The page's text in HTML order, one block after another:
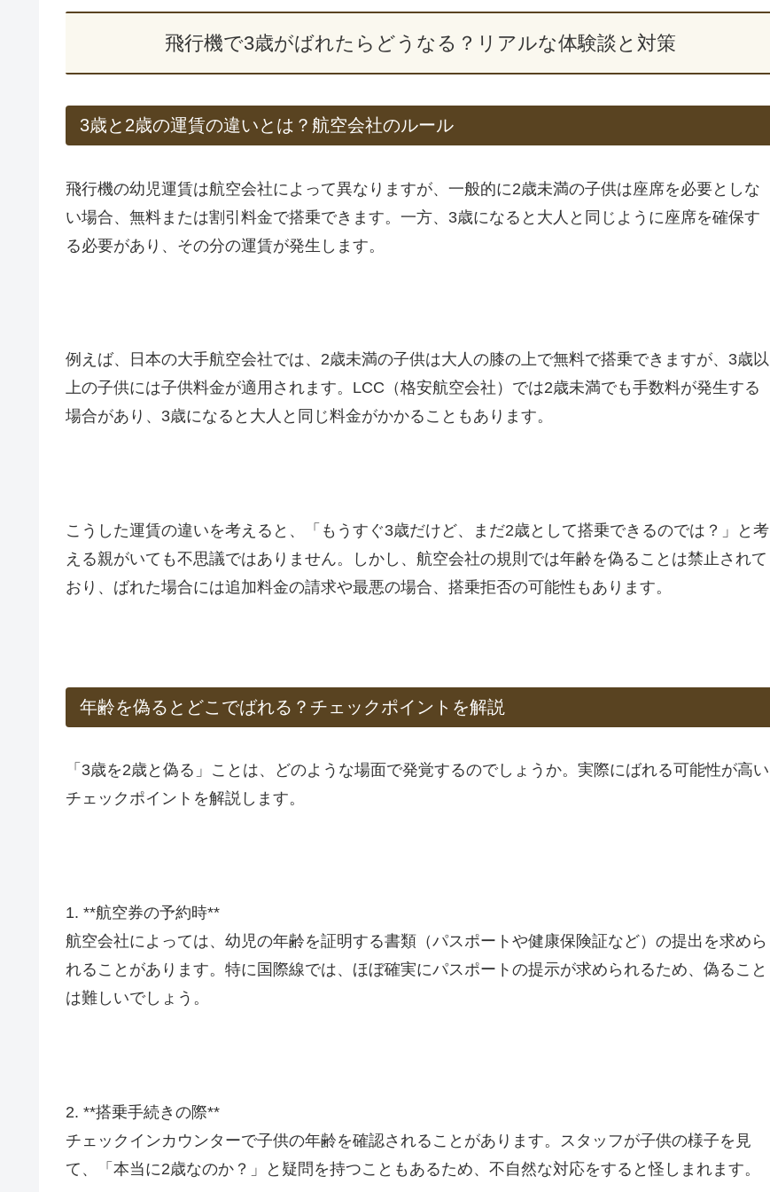
飛行機で3歳がばれたらどうなる？リアルな体験談と対策
3歳と2歳の運賃の違いとは？航空会社のルール
飛行機の幼児運賃は航空会社によって異なりますが、一般的に2歳未満の子供は座席を必要としな
い場合、無料または割引料金で搭乗できます。一方、3歳になると大人と同じように座席を確保す
る必要があり、その分の運賃が発生します。
例えば、日本の大手航空会社では、2歳未満の子供は大人の膝の上で無料で搭乗できますが、3歳以
上の子供には子供料金が適用されます。LCC（格安航空会社）では2歳未満でも手数料が発生する
場合があり、3歳になると大人と同じ料金がかかることもあります。
こうした運賃の違いを考えると、「もうすぐ3歳だけど、まだ2歳として搭乗できるのでは？」と考
える親がいても不思議ではありません。しかし、航空会社の規則では年齢を偽ることは禁止されて
おり、ばれた場合には追加料金の請求や最悪の場合、搭乗拒否の可能性もあります。
年齢を偽るとどこでばれる？チェックポイントを解説
「3歳を2歳と偽る」ことは、どのような場面で発覚するのでしょうか。実際にばれる可能性が高い
チェックポイントを解説します。
1. **航空券の予約時**
航空会社によっては、幼児の年齢を証明する書類（パスポートや健康保険証など）の提出を求めら
れることがあります。特に国際線では、ほぼ確実にパスポートの提示が求められるため、偽ること
は難しいでしょう。
2. **搭乗手続きの際**
チェックインカウンターで子供の年齢を確認されることがあります。スタッフが子供の様子を見
て、「本当に2歳なのか？」と疑問を持つこともあるため、不自然な対応をすると怪しまれます。